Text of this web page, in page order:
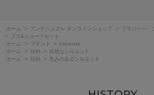
ホーム > アンテシュクレ オンラインショップ >
ブラジャー・
>
ブラ&ショーツセット
ホーム
> ブランド >
intesucre
ホーム
> 目的 >
自然なシルエット
ホーム
> 目的 > 丸みのあるシルエット